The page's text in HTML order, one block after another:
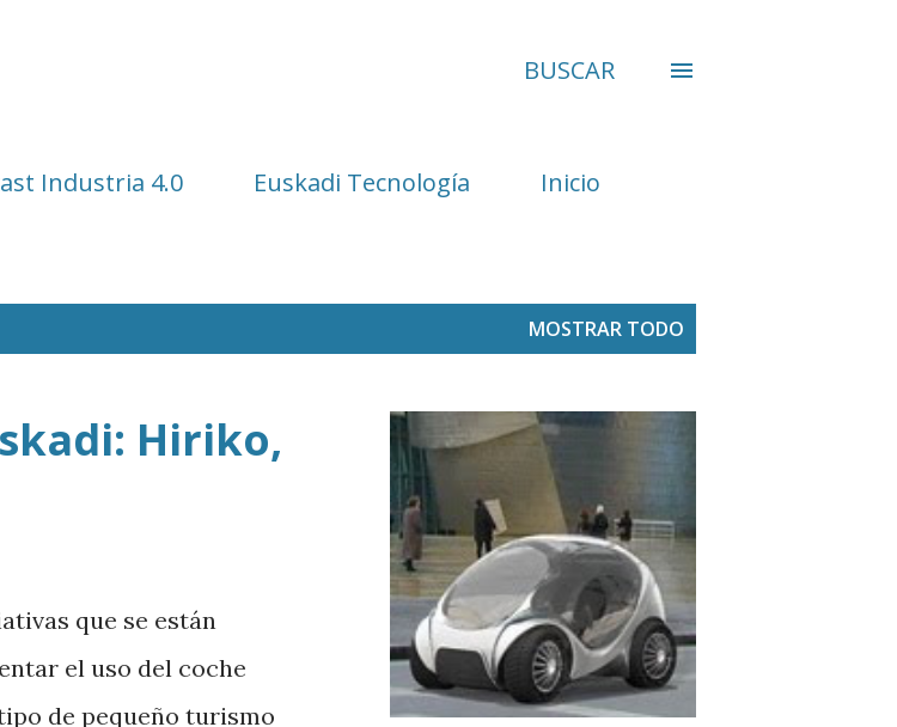
BUSCAR
Industria 4.0 Euskadi Tecnología Inicio
MOSTRAR TODO
Hiriko,
que se están
el uso del coche
de pequeño turismo